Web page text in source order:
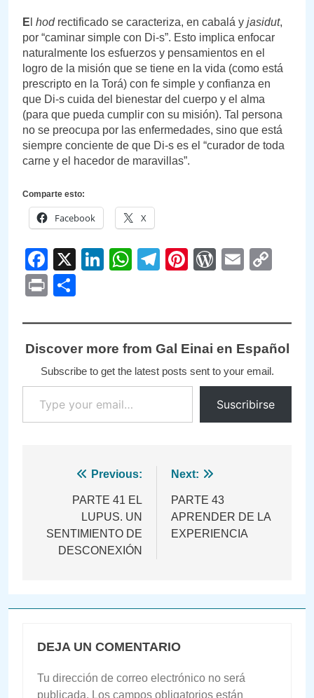
E hodrectificado se caracteriza, en cabalá y jasidut,
por “caminar simple con Di-s”. Esto implica enfocar
naturalmente los esfuerzos y pensamientos en el
logro de la misión que se tiene en la vida (como está
prescripto en la Torá) con fe simple y confianza en
que Di-s cuida del bienestar del cuerpo y el alma
(para que pueda cumplir con su misión). Tal persona
no se preocupa por las enfermedades, sino que está
siempre conciente de que Di-s es el “curador de toda
carne y el hacedor de maravillas”.
Comparte esto:
Facebook X
Facebook
X LinkedIn
WhatsApp
Telegram
PinterestEmail
Print
Discover more from Gal Einai en Español
Subscribe to get the latest posts sent to your email.
Type your email…
Suscribirse
Navegación
entradas
Previous:
PARTE 41 EL
LUPUS. UN
SENTIMIENTO DE
DESCONEXIÓN
Next:
PARTE 43
APRENDER DE LA
EXPERIENCIA
DEJA UN COMENTARIO
Tu dirección de correo electrónico no será
publicada. Los campos obligatorios están